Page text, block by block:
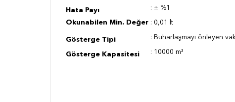
Hata Payı : ± %1
Okunabilen Min. Değer : 0,01 lt
Gösterge Tipi : Buharlaşmayı önleyen
Gösterge Kapasitesi : 10000 m